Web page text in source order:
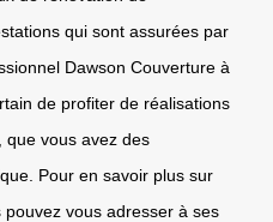
qui sont assurées par
Dawson Couverture à
de profiter de réalisations
que vous avez des
Pour en savoir plus sur
vous adresser à ses